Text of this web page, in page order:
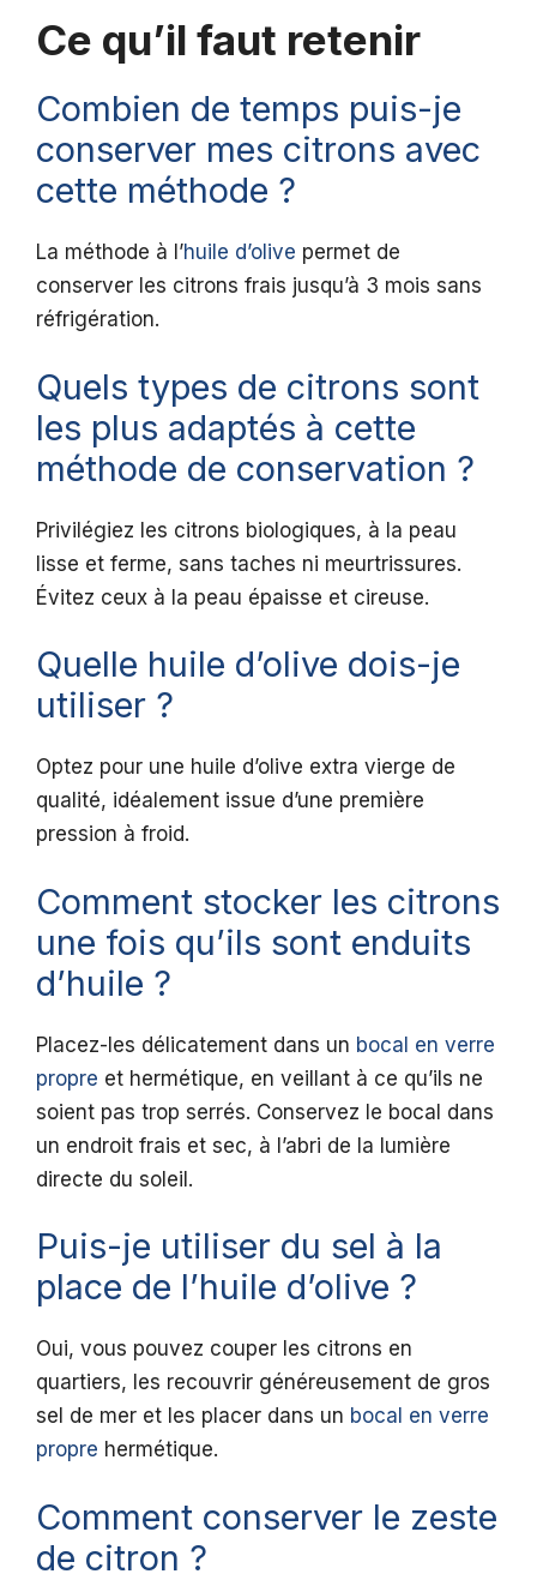
Ce qu’il faut retenir
Combien de temps puis-je
conserver mes citrons avec
cette méthode ?
La méthode à l’huile d’olive permet de
conserver les citrons frais jusqu’à 3 mois sans
réfrigération.
Quels types de citrons sont
les plus adaptés à cette
méthode de conservation ?
Privilégiez les citrons biologiques, à la peau
lisse et ferme, sans taches ni meurtrissures.
Évitez ceux à la peau épaisse et cireuse.
Quelle huile d’olive dois-je
utiliser ?
Optez pour une huile d’olive extra vierge de
qualité, idéalement issue d’une première
pression à froid.
Comment stocker les citrons
une fois qu’ils sont enduits
d’huile ?
Placez-les délicatement dans un bocal en verre
propre et hermétique, en veillant à ce qu’ils ne
soient pas trop serrés. Conservez le bocal dans
un endroit frais et sec, à l’abri de la lumière
directe du soleil.
Puis-je utiliser du sel à la
place de l’huile d’olive ?
Oui, vous pouvez couper les citrons en
quartiers, les recouvrir généreusement de gros
sel de mer et les placer dans un bocal en verre
propre hermétique.
Comment conserver le zeste
de citron ?